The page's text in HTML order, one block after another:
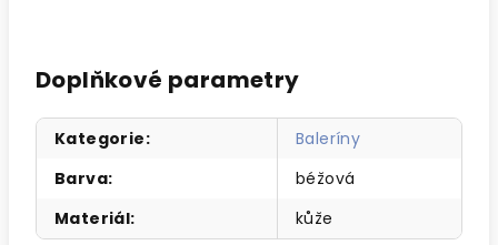
Doplňkové parametry
Kategorie:
Baleríny
Barva:
béžová
Materiál: kůže